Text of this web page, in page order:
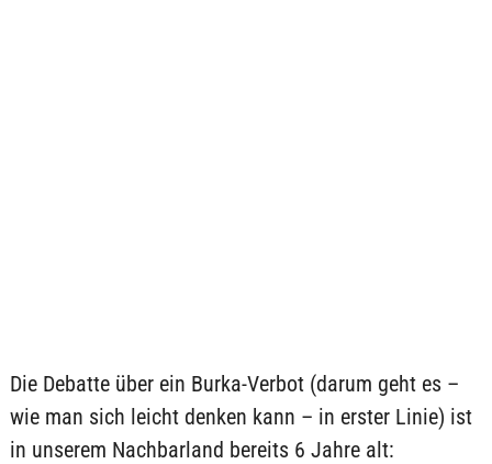
Die Debatte über ein Burka-Verbot (darum geht es –
wie man sich leicht denken kann – in erster Linie) ist
in unserem Nachbarland bereits 6 Jahre alt: